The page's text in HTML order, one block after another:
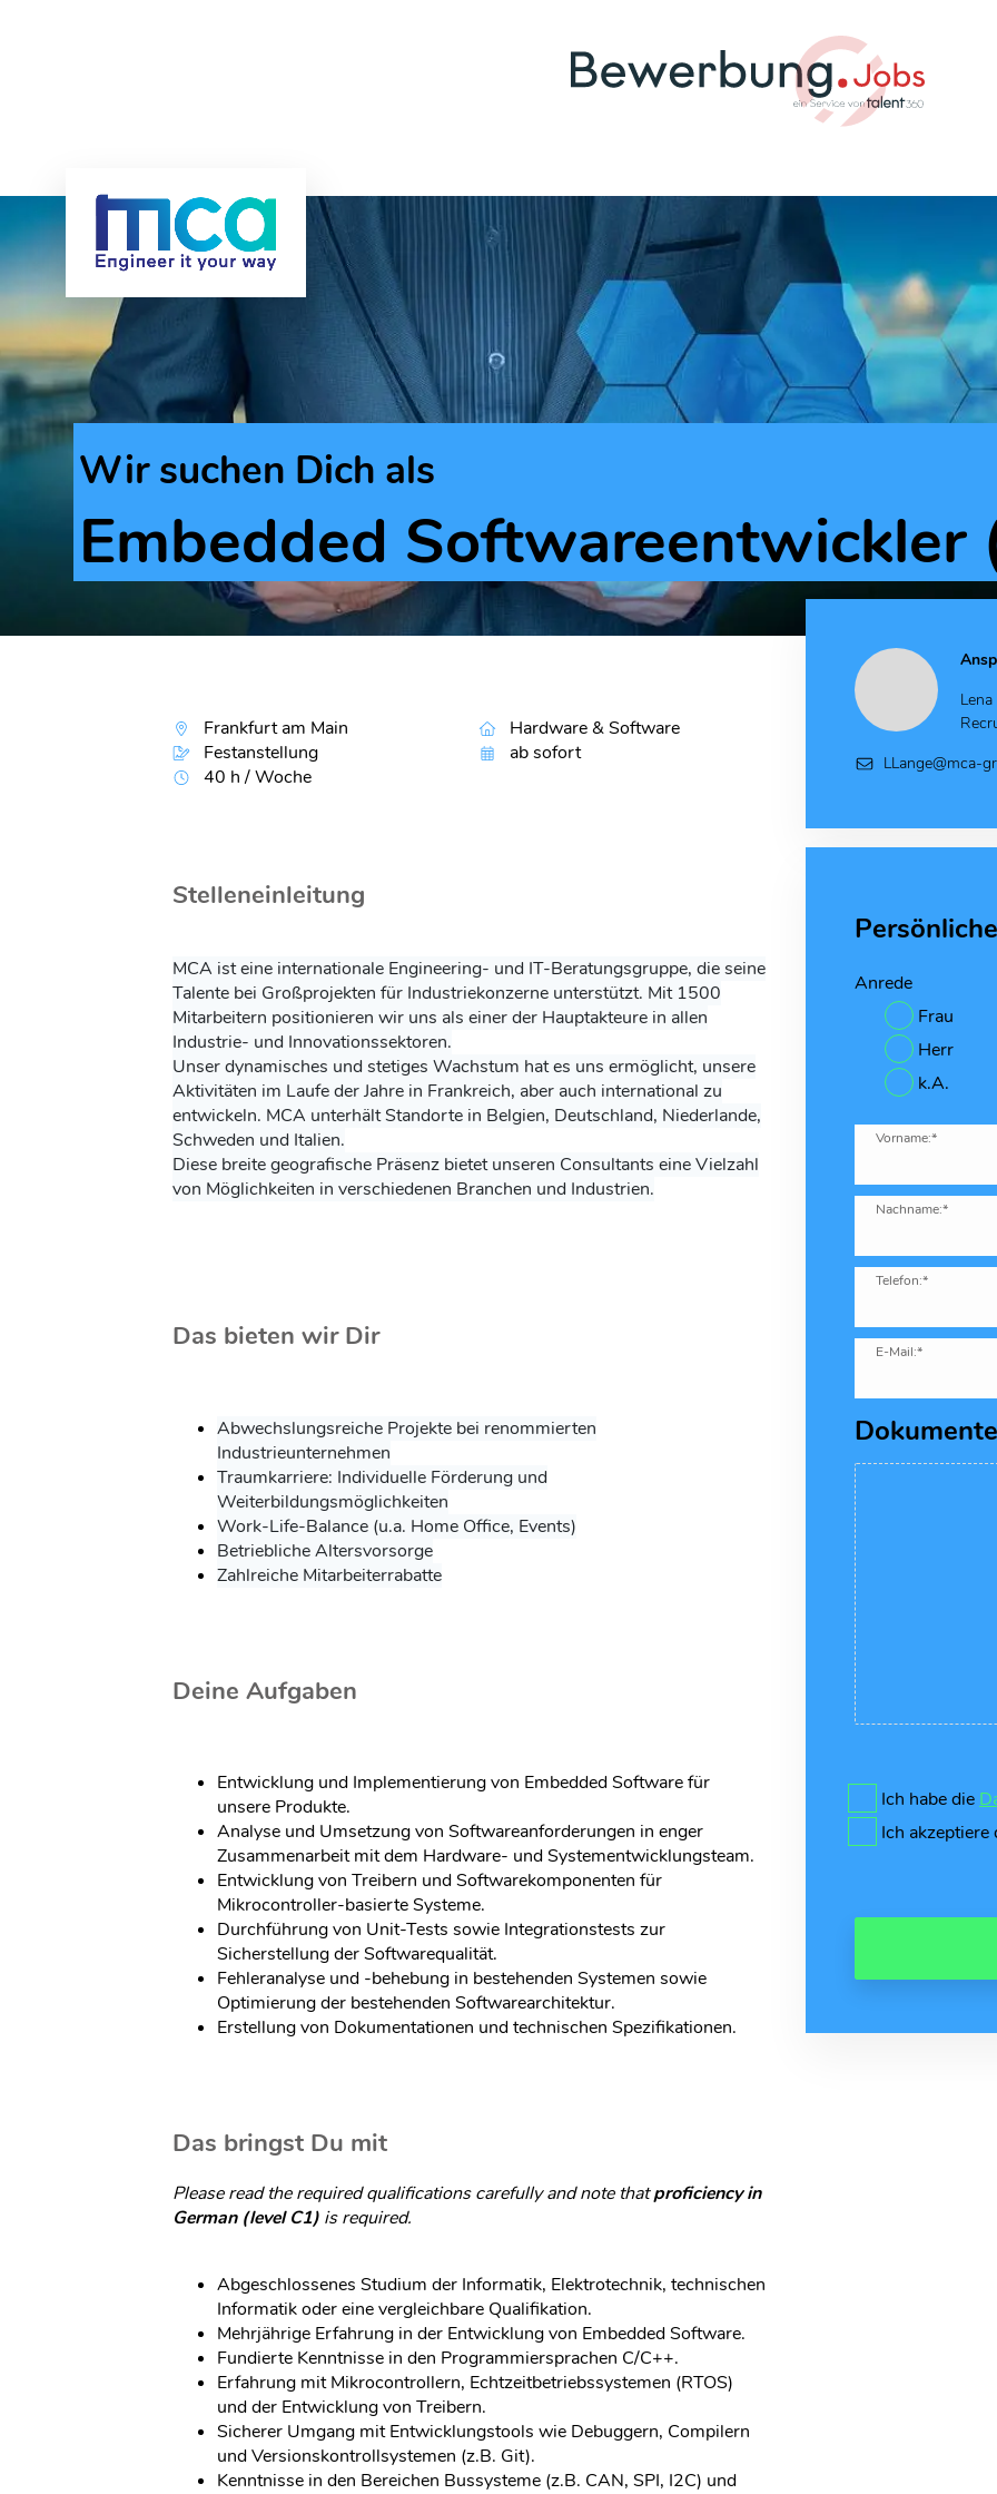
Wir suchen Dich als
Embedded
LLange@mca-
Anrede
Frau
Herr
k.A.
Vorname:*
Nachname:*
Telefon:*
E-Mail:*
Dokumente
Ich habe die
Ich
Frankfurt am Main
Festanstellung
40 h / Woche
Hardware & Software
ab sofort
Stelleneinleitung
MCA ist eine internationale Engineering- und IT-Beratungsgruppe, die seine
Talente bei Großprojekten für Industriekonzerne unterstützt. Mit 1500
Mitarbeitern positionieren wir uns als einer der Hauptakteure in allen
Industrie- und Innovationssektoren.
Unser dynamisches und stetiges Wachstum hat es uns ermöglicht, unsere
Aktivitäten im Laufe der Jahre in Frankreich, aber auch international zu
entwickeln. MCA unterhält Standorte in Belgien, Deutschland, Niederlande,
Schweden und Italien.
Diese breite geografische Präsenz bietet unseren Consultants eine Vielzahl
von Möglichkeiten in verschiedenen Branchen und Industrien.
Das bieten wir Dir
Abwechslungsreiche Projekte bei renommierten
Industrieunternehmen
Traumkarriere: Individuelle Förderung und
Weiterbildungsmöglichkeiten
Work-Life-Balance (u.a. Home Office, Events)
Betriebliche Altersvorsorge
Zahlreiche Mitarbeiterrabatte
Deine Aufgaben
Entwicklung und Implementierung von Embedded Software für
unsere Produkte.
Analyse und Umsetzung von Softwareanforderungen in enger
Zusammenarbeit mit dem Hardware- und Systementwicklungsteam.
Entwicklung von Treibern und Softwarekomponenten für
Mikrocontroller-basierte Systeme.
Durchführung von Unit-Tests sowie Integrationstests zur
Sicherstellung der Softwarequalität.
Fehleranalyse und -behebung in bestehenden Systemen sowie
Optimierung der bestehenden Softwarearchitektur.
Erstellung von Dokumentationen und technischen Spezifikationen.
Das bringst Du mit
Please read the required qualifications carefully and note thatproficiency in
German (level C1) is required.
Abgeschlossenes Studium der Informatik, Elektrotechnik, technischen
Informatik oder eine vergleichbare Qualifikation.
Mehrjährige Erfahrung in der Entwicklung von Embedded Software.
Fundierte Kenntnisse in den Programmiersprachen C/C++.
Erfahrung mit Mikrocontrollern, Echtzeitbetriebssystemen (RTOS)
und der Entwicklung von Treibern.
Sicherer Umgang mit Entwicklungstools wie Debuggern, Compilern
und Versionskontrollsystemen (z.B. Git).
Kenntnisse in den Bereichen Bussysteme (z.B. CAN, SPI, I2C) und